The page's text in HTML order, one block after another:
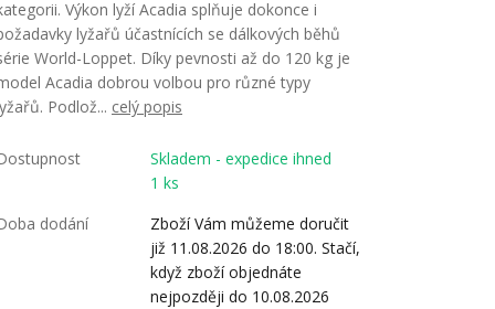
Výkon lyží Acadia splňuje dokonce i
lyžařů účastnících se dálkových běhů
World-Loppet. Díky pevnosti až do 120 kg je
Acadia dobrou volbou pro různé typy
Podlož... celý popis
Skladem - expedice ihned
1 ks
dodání
Zboží Vám můžeme doručit
již 11.08.2026 do 18:00. Stačí,
když zboží objednáte
nejpozději do 10.08.2026